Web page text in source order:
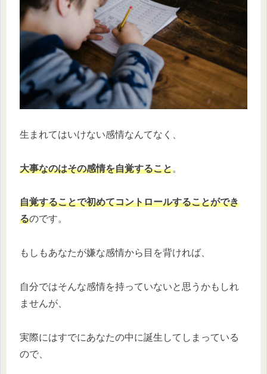
生まれてはいけない感情なんてなく、
大事なのはその感情を自覚すること。
自覚することで初めてコントロールすることができ
るのです。
もしもあなたが嫌な感情から目を背ければ、
自分ではそんな感情を持っていないと思うかもしれ
ませんが、
実際にはすでにあなたの中に誕生してしまっている
ので、